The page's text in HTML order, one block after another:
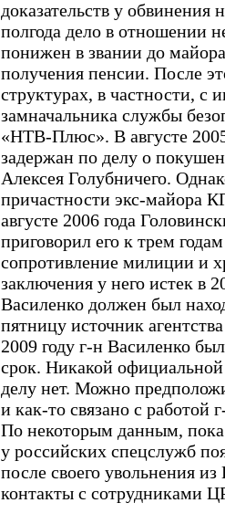
доказательств у обвинения
полгода дело в отношении
понижен в звании до
получения пенсии. После
структурах, в частности, с
замначальника службы
«НТВ-Плюс». В августе
задержан по делу о
Алексея Голубничего.
причастности экс-майора
августе 2006 года
приговорил его к трем
сопротивление милиции и
заключения у него истек в
Василенко должен был
пятницу источник
2009 году г-н Василенко
срок. Никакой
делу нет. Можно
и как-то связано с работой
По некоторым данным,
у российских спецслужб
после своего увольнения
контакты с сотрудниками